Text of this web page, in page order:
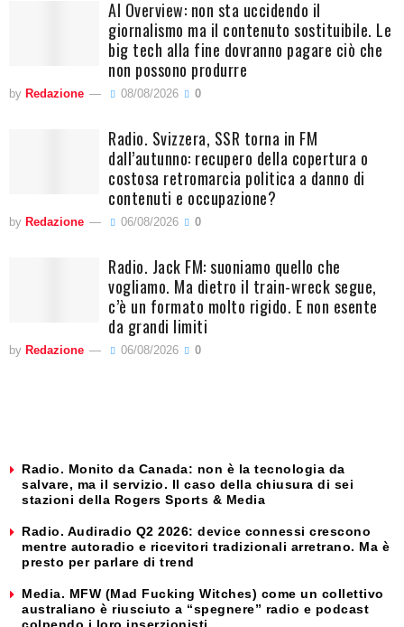
AI Overview: non sta uccidendo il
giornalismo ma il contenuto sostituibile. Le
big tech alla fine dovranno pagare ciò che
non possono produrre
by Redazione 08/08/2026 0
Radio. Svizzera, SSR torna in FM
dall’autunno: recupero della copertura o
costosa retromarcia politica a danno di
contenuti e occupazione?
by Redazione 06/08/2026 0
Radio. Jack FM: suoniamo quello che
vogliamo. Ma dietro il train-wreck segue,
c’è un formato molto rigido. E non esente
da grandi limiti
by Redazione 06/08/2026 0
Radio. Monito da Canada: non è la tecnologia da
salvare, ma il servizio. Il caso della chiusura di sei
stazioni della Rogers Sports & Media
Radio. Audiradio Q2 2026: device connessi crescono
mentre autoradio e ricevitori tradizionali arretrano. Ma è
presto per parlare di trend
Media. MFW (Mad Fucking Witches) come un collettivo
australiano è riusciuto a “spegnere” radio e podcast